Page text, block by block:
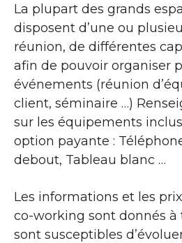
La plupart des grands
disposent d’une ou
réunion, de différentes
afin de pouvoir organiser
événements (réunion
client, séminaire …)
sur les équipements
option payante :
debout, Tableau blanc …
Les informations et les
co-working sont donnés
sont susceptibles